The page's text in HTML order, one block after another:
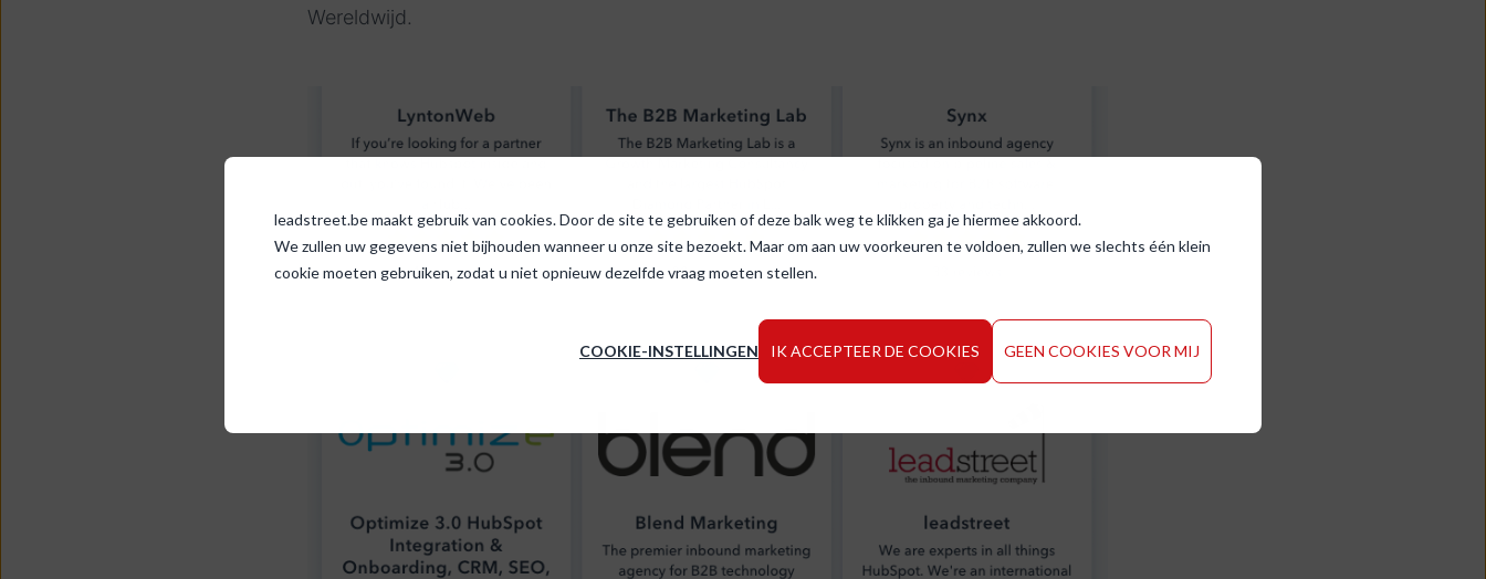
leadstreet.be maakt gebruik van cookies. Door de site te gebruiken of deze balk weg te klikken ga je hiermee akkoord.
We zullen uw gegevens niet bijhouden wanneer u onze site bezoekt. Maar om aan uw voorkeuren te voldoen, zullen we slechts één klein
cookie moeten gebruiken, zodat u niet opnieuw dezelfde vraag moeten stellen.
COOKIE-INSTELLINGEN IK ACCEPTEER DE COOKIES GEEN COOKIES VOOR MIJ
Wereldwijd.